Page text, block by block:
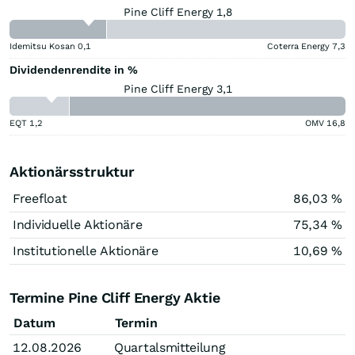
Pine Cliff Energy 1,8
Idemitsu Kosan 0,1 Coterra Energy 7,3
Dividendenrendite in %
Pine Cliff Energy 3,1
EQT 1,2 OMV 16,8
Aktionärsstruktur
Freefloat
86,03 %
Individuelle Aktionäre
75,34 %
Institutionelle Aktionäre
10,69 %
Termine Pine Cliff Energy Aktie
Datum
Termin
12.08.2026
Quartalsmitteilung